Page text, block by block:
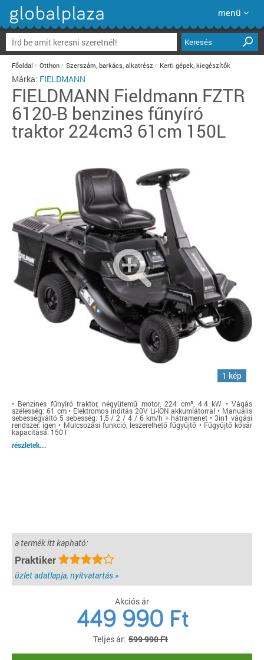
menü
Keresés
Főoldal Otthon Szerszám, barkács, alkatrész Kerti gépek, kiegészítők
Márka: FIELDMANN
FIELDMANN Fieldmann FZTR
6120-B benzines fűnyíró
traktor 224cm3 61cm 150L
1 kép
• Benzines fűnyíró traktor, négyütemű motor, 224 cm³, 4.4 kW • Vágás
szélesség: 61 cm • Elektromos inditás 20V Li-ION akkumlátorral • Manuális
sebességváltó 5 sebesség: 1,5 / 2 / 4 / 6 km/h + hátramenet • 3in1 vágási
rendszer: igen • Mulcsozási funkció, leszerelhető fűgyűjtő • Fűgyűjtő kosár
kapacitása: 150 l
részletek...
a termék itt kapható:
Praktiker
üzlet adatlapja, nyitvatartás »
Akciós ár
449 990 Ft
Teljes ár: 599 990 Ft